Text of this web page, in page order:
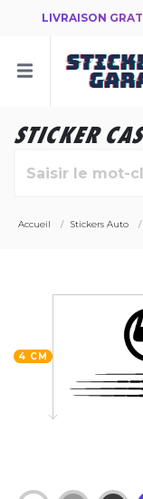
LIVRAISON
STICKER
Accueil Stickers Auto
4 CM